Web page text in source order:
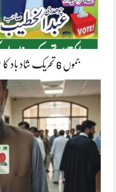
جموں 6 تحریک شاد باد کا عبدالخطیب چودھری کی حمایت کا اعلان